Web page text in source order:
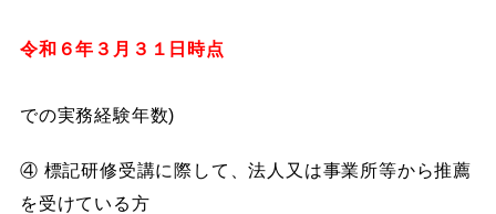
令和６年３月３１日時点
での実務経験年数)
④ 標記研修受講に際して、法人又は事業所等から推薦
を受けている方